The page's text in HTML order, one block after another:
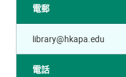
電郵
library@hkapa.edu
電話